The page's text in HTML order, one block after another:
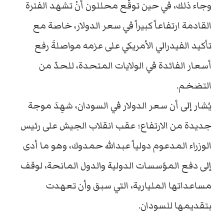
وجاء ذلك، في حين توقّع محللون أنْ تشهد الفترة
القادمة ارتفاعاً كبيراً في سعر الدولار، خاصة مع
تأكيد الفيدرالي الأمريكي على عزمه مواصلةَ رفع
أسعار الفائدة في الولايات المتحدة، للحدّ من
التضخم.
يُشار إلى أن سعر الدولار في السودان، شهِدَ موجة
جديدة من الارتفاع؛ عقب انقلاب الجيش على رئيس
الوزراء المدعوم دولياً عبدالله حمدوك، وهو ما أدى
إلى دفع المؤسسات الدولية والدول المانحة، لوقف
مساعداتها المليارية، التي سبق وأن تعهدت
بتقديمها للسودان.